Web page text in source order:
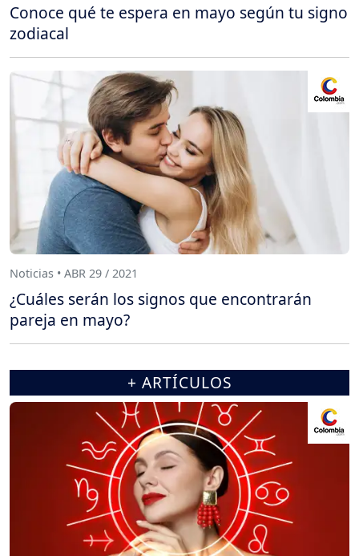
Conoce qué te espera en mayo según tu signo
zodiacal
Noticias • ABR 29 / 2021
¿Cuáles serán los signos que encontrarán
pareja en mayo?
+ ARTÍCULOS